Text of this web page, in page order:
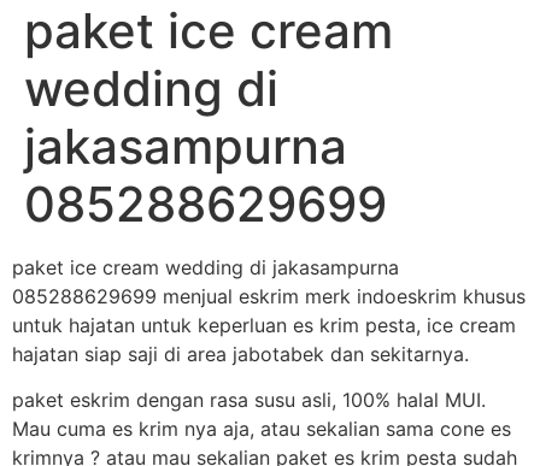
paket ice cream
wedding di
jakasampurna
085288629699
paket ice cream wedding di jakasampurna
085288629699 menjual eskrim merk indoeskrim khusus
untuk hajatan untuk keperluan es krim pesta, ice cream
hajatan siap saji di area jabotabek dan sekitarnya.
paket eskrim dengan rasa susu asli, 100% halal MUI.
Mau cuma es krim nya aja, atau sekalian sama cone es
krimnya ? atau mau sekalian paket es krim pesta sudah